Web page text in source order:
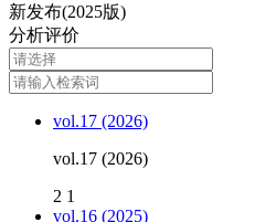
新发布(2025版)
分析评价
vol.17 (2026)
vol.17 (2026)
2 1
vol.16 (2025)